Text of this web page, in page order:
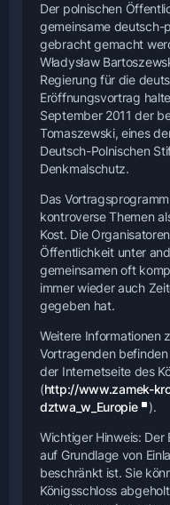
Der polnischen
gemeinsame deutsch-
gebracht gemacht
Władysław
Regierung für die
Eröffnungsvortrag
September 2011 der
Tomaszewski, eines
Deutsch-Polnischen
Denkmalschutz.
Das
kontroverse Themen
Kost. Die
Öffentlichkeit unter
gemeinsamen oft
immer wieder auch
gegeben hat.
Weitere Informationen
Vortragenden
der Internetseite des
(http://www.zamek-
dztwa_w_Europie
).
Wichtiger Hinweis:
auf Grundlage von
beschränkt ist. Sie
Königsschloss